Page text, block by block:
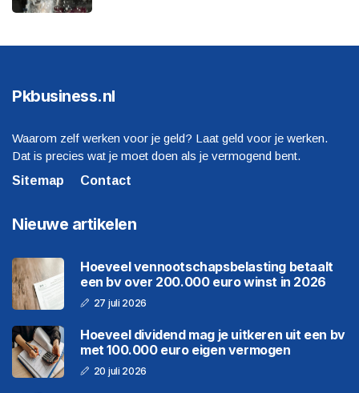
Pkbusiness.nl
Waarom zelf werken voor je geld? Laat geld voor je werken.
Dat is precies wat je moet doen als je vermogend bent.
Sitemap
Contact
Nieuwe artikelen
Hoeveel vennootschapsbelasting betaalt
een bv over 200.000 euro winst in 2026
27 juli 2026
Hoeveel dividend mag je uitkeren uit een bv
met 100.000 euro eigen vermogen
20 juli 2026